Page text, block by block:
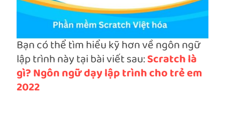
Bạn có thể tìm hiểu kỹ hơn về ngôn ngữ
lập trình này tại bài viết sau:Scratch là
gì? Ngôn ngữ dạy lập trình cho trẻ em
2022